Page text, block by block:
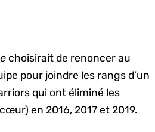
choisirait de renoncer au
pour joindre les rangs d’un
qui ont éliminé les
en 2016, 2017 et 2019.